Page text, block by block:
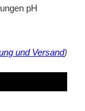
pH
und Versand)